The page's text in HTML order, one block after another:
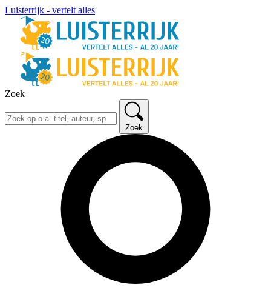
Luisterrijk - vertelt alles
Zoek
Zoek